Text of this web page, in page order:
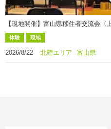
【現地開催】富山県移住者交流会
体験 現地
2026/8/22 北陸エリア 富山県